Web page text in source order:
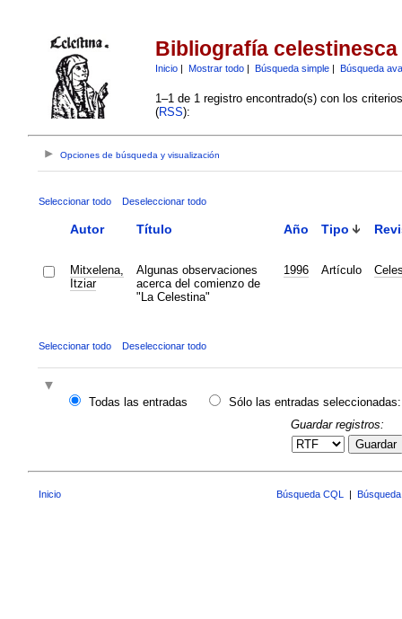
Bibliografía celestinesca
Inicio| Mostrar todo| Búsqueda simple| Búsqueda
1–1 de 1 registro encontrado(s) con los
(RSS):
Opciones de búsqueda y visualización
Seleccionar todo Deseleccionar todo
Autor Título Año Tipo
Mitxelena,
Itziar
Algunas observaciones
acerca del comienzo de
"La Celestina"
1996 Artículo
Seleccionar todo Deseleccionar todo
Todas las entradas
Sólo las entradas seleccionadas:
Guardar registros:
Guardar
Inicio Búsqueda CQL